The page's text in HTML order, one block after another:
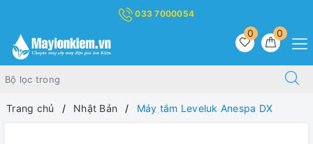
033 7000054
0
0
Trang chủ Nhật Bản Máy tắm Leveluk Anespa DX